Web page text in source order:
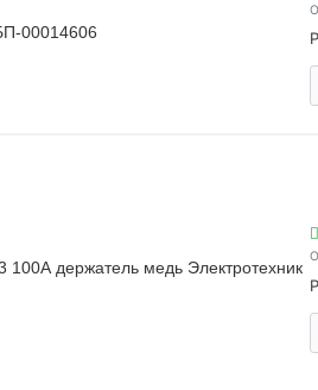
00014606
держатель медь Электротехник